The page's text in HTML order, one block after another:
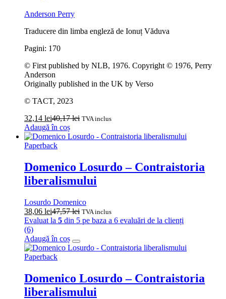
Anderson Perry
Traducere din limba engleză de Ionuț Văduva
Pagini: 170
© First published by NLB, 1976. Copyright © 1976, Perry
Anderson
Originally published in the UK by Verso
© TACT, 2023
32,14 lei40,17lei TVA inclus
Adaugă în coș
Paperback
Domenico Losurdo – Contraistoria
liberalismului
Losurdo Domenico
38,06 lei47,57lei TVA inclus
Evaluat la 5 din 5 pe baza a 6 evaluări de la clienți
(6)
Adaugă în coș
Paperback
Domenico Losurdo – Contraistoria
liberalismului